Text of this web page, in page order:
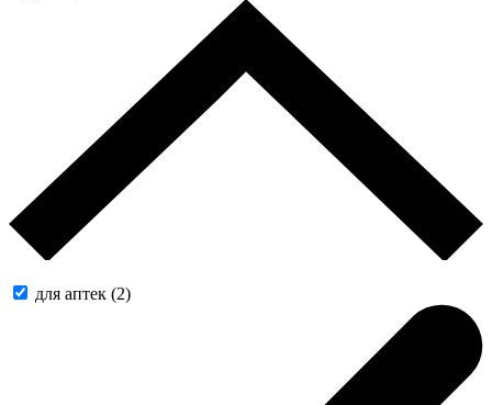
для аптек (2)